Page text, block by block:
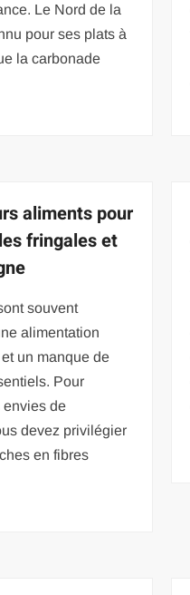
Le Nord de la
pour ses plats à
la carbonade
aliments pour
fringales et
souvent
alimentation
un manque de
Pour
envies de
devez privilégier
en fibres